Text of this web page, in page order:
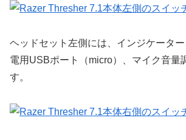
ヘッドセット左側には、インジケータ
電用USBポート（micro）、マイク音量
す。